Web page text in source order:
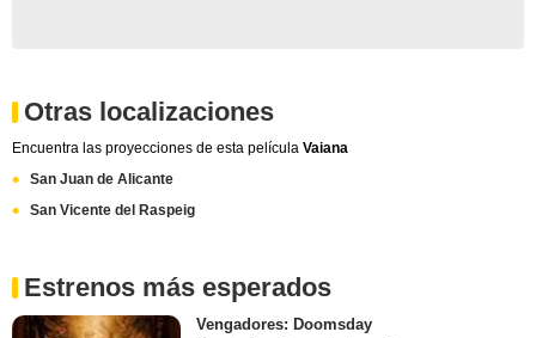
Otras localizaciones
Encuentra las proyecciones de esta película Vaiana
San Juan de Alicante
San Vicente del Raspeig
Estrenos más esperados
Vengadores: Doomsday